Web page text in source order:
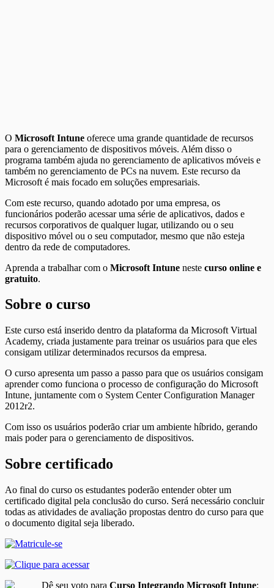
O Microsoft Intune oferece uma grande quantidade de recursos
para o gerenciamento de dispositivos móveis. Além disso o
programa também ajuda no gerenciamento de aplicativos móveis e
também no gerenciamento de PCs na nuvem. Este recurso da
Microsoft é mais focado em soluções empresariais.
Com este recurso, quando adotado por uma empresa, os
funcionários poderão acessar uma série de aplicativos, dados e
recursos corporativos de qualquer lugar, utilizando ou o seu
dispositivo móvel ou o seu computador, mesmo que não esteja
dentro da rede de computadores.
Aprenda a trabalhar com o Microsoft Intune neste curso online e
gratuito.
Sobre o curso
Este curso está inserido dentro da plataforma da Microsoft Virtual
Academy, criada justamente para treinar os usuários para que eles
consigam utilizar determinados recursos da empresa.
O curso apresenta um passo a passo para que os usuários consigam
aprender como funciona o processo de configuração do Microsoft
Intune, juntamente com o System Center Configuration Manager
2012r2.
Com isso os usuários poderão criar um ambiente híbrido, gerando
mais poder para o gerenciamento de dispositivos.
Sobre certificado
Ao final do curso os estudantes poderão entender obter um
certificado digital pela conclusão do curso. Será necessário concluir
todas as atividades de avaliação propostas dentro do curso para que
o documento digital seja liberado.
Dê seu voto para Curso Integrando Microsoft Intune: